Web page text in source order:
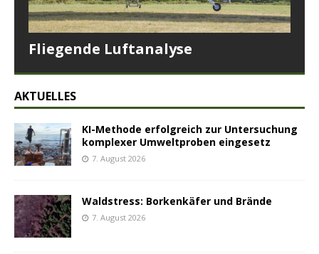
Fliegende Luftanalyse
AKTUELLES
KI-Methode erfolgreich zur Untersuchung
komplexer Umweltproben eingesetz
7. August 2026
Waldstress: Borkenkäfer und Brände
7. August 2026